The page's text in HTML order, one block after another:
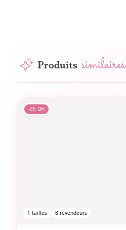
Produits similaires
-35 DH
1 tailles 8revendeurs